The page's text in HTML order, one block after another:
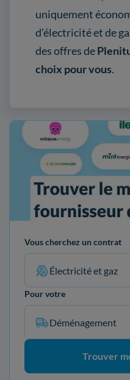
uniquement
d'électricité et de
des offres de
choix pour vous.
Vous cherchez un contrat
Électricité et gaz
Pour votre
Déménagement
Trouver